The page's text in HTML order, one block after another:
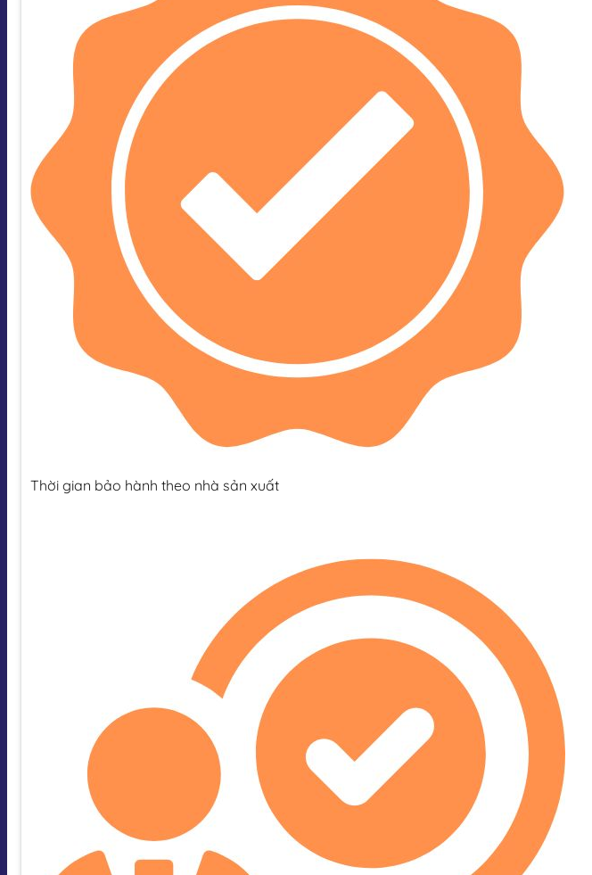
Thời gian bảo hành theo nhà sản xuất